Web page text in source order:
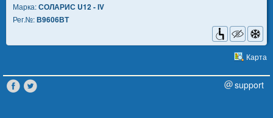
Марка:СОЛАРИС U12 - IV
Рег.№:В9606ВТ
Карта
support